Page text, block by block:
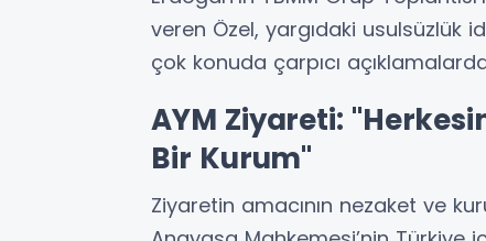
veren Özel, yargıdaki usulsüzlük
çok konuda çarpıcı
AYM Ziyareti:
Bir Kurum"
Ziyaretin amacının nezaket ve